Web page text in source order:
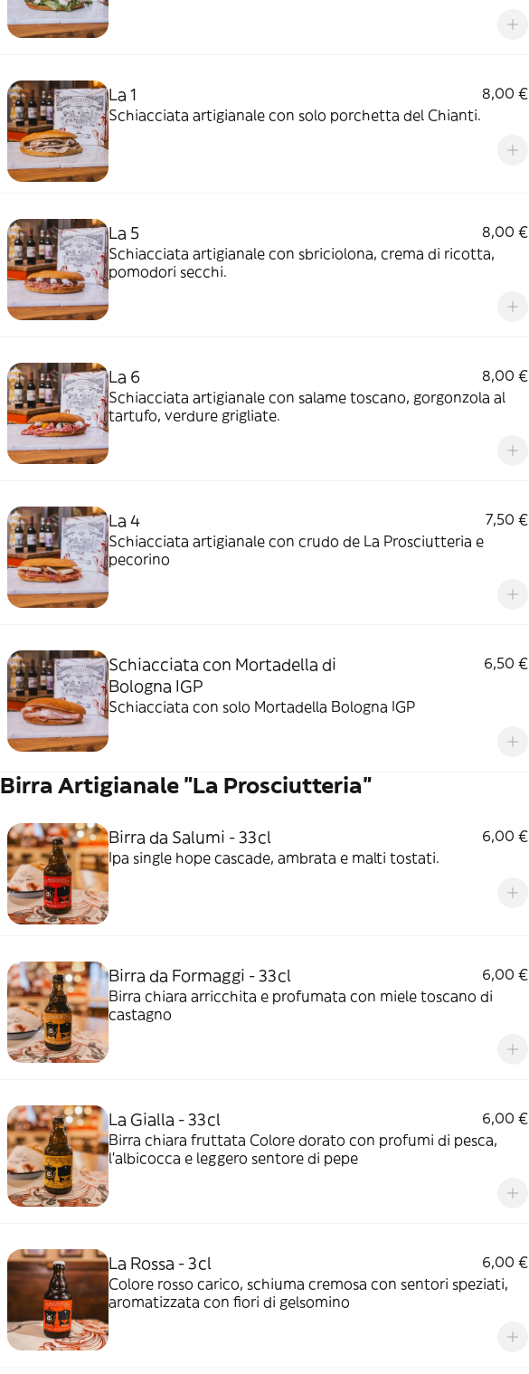
La 1
8,00 €
Schiacciata artigianale con solo porchetta del Chianti.
La 5
8,00 €
Schiacciata artigianale con sbriciolona, crema di ricotta,
pomodori secchi.
La 6
8,00 €
Schiacciata artigianale con salame toscano, gorgonzola al
tartufo, verdure grigliate.
La 4
7,50 €
Schiacciata artigianale con crudo de La Prosciutteria e
pecorino
Schiacciata con Mortadella di
Bologna IGP
6,50 €
Schiacciata con solo Mortadella Bologna IGP
Birra Artigianale "La Prosciutteria"
Birra da Salumi - 33cl
6,00 €
Ipa single hope cascade, ambrata e malti tostati.
Birra da Formaggi - 33cl
6,00 €
Birra chiara arricchita e profumata con miele toscano di
castagno
La Gialla - 33cl
6,00 €
Birra chiara fruttata Colore dorato con profumi di pesca,
l'albicocca e leggero sentore di pepe
La Rossa - 3cl
6,00 €
Colore rosso carico, schiuma cremosa con sentori speziati,
aromatizzata con fiori di gelsomino